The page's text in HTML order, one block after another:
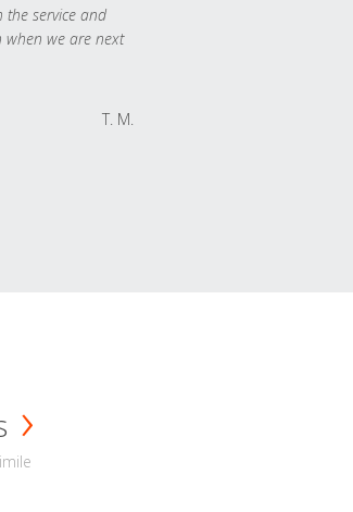
the service and
we are next
T. M.